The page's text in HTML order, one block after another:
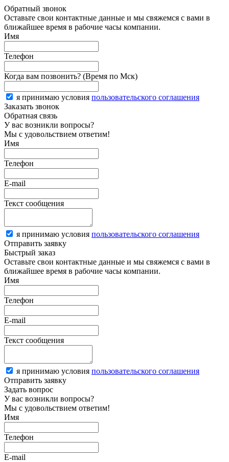
Обратный звонок
Оставьте свои контактные данные и мы свяжемся с вами в
ближайшее время в рабочие часы компании.
Имя
Телефон
Когда вам позвонить? (Время по Мск)
я принимаю условия пользовательского соглашения
Заказать звонок
Обратная связь
У вас возникли вопросы?
Мы с удовольствием ответим!
Имя
Телефон
E-mail
Текст сообщения
я принимаю условия пользовательского соглашения
Отправить заявку
Быстрый заказ
Оставьте свои контактные данные и мы свяжемся с вами в
ближайшее время в рабочие часы компании.
Имя
Телефон
E-mail
Текст сообщения
я принимаю условия пользовательского соглашения
Отправить заявку
Задать вопрос
У вас возникли вопросы?
Мы с удовольствием ответим!
Имя
Телефон
E-mail